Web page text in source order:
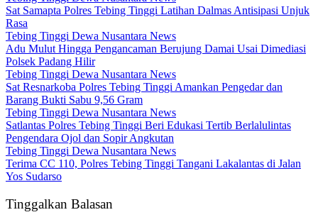
Sat Samapta Polres Tebing Tinggi Latihan Dalmas Antisipasi Unjuk
Rasa
Tebing Tinggi Dewa Nusantara News
Adu Mulut Hingga Pengancaman Berujung Damai Usai Dimediasi
Polsek Padang Hilir
Tebing Tinggi Dewa Nusantara News
Sat Resnarkoba Polres Tebing Tinggi Amankan Pengedar dan
Barang Bukti Sabu 9,56 Gram
Tebing Tinggi Dewa Nusantara News
Satlantas Polres Tebing Tinggi Beri Edukasi Tertib Berlalulintas
Pengendara Ojol dan Sopir Angkutan
Tebing Tinggi Dewa Nusantara News
Terima CC 110, Polres Tebing Tinggi Tangani Lakalantas di Jalan
Yos Sudarso
Tinggalkan Balasan